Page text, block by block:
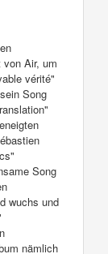
von Air, um
vérité"
Song
Song
wuchs und
nämlich